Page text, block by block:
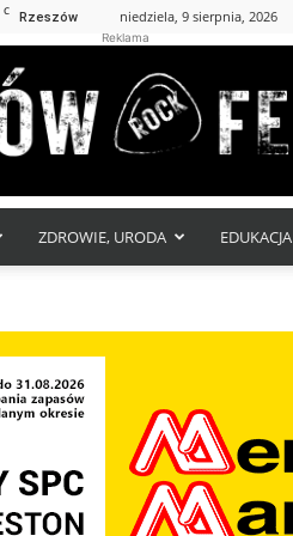
C Rzeszów niedziela, 9 sierpnia, 2026
Reklama
ZDROWIE, URODA EDUKACJA